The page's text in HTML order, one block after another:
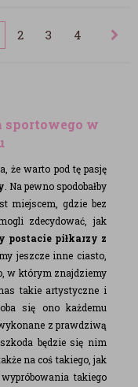
2 3 4
w
że warto pod tę pasję
. Na pewno spodobałby
miejscem, gdzie bez
zdecydować, jak
postacie piłkarzy z
jeszcze inne ciasto,
w którym znajdziemy
takie artystyczne i
się ono każdemu
z prawdziwą
będzie się nim
na coś takiego, jak
takiego